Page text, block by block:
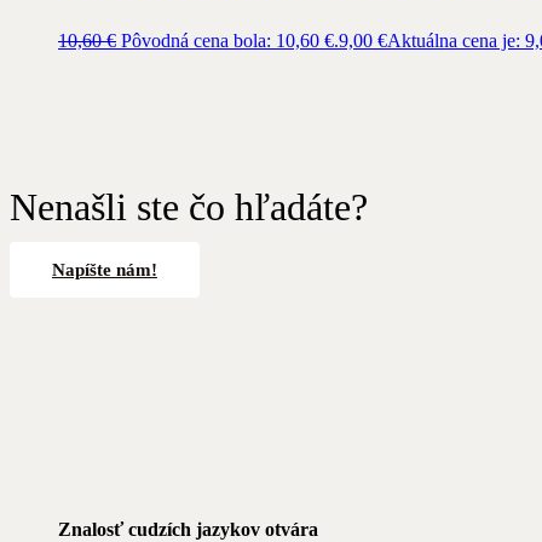
10,60€ Pôvodná cena bola: 10,60 €.9,00 €Aktuálna cena je:
Nenašli ste čo hľadáte?
Napíšte nám!
Znalosť cudzích jazykov otvára